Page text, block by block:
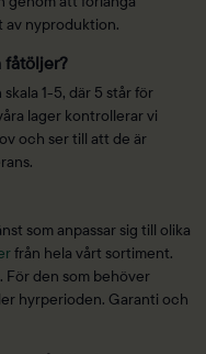
av nyproduktion.
fåtöljer?
1-5, där 5 står för
lager kontrollerar vi
och ser till att de är
som anpassar sig till olika
från hela vårt sortiment.
För den som behöver
hyrperioden. Garanti och